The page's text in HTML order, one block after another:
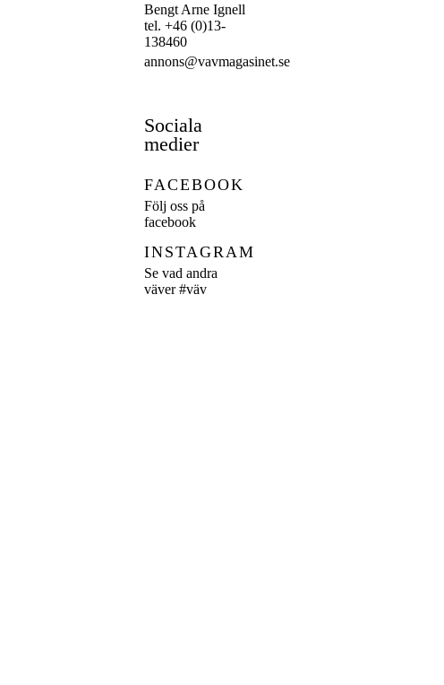
Bengt Arne Ignell
tel. +46 (0)13-
138460
annons@vavmagasinet.se
Sociala
medier
FACEBOOK
Följ oss på
facebook
INSTAGRAM
Se vad andra
väver#väv